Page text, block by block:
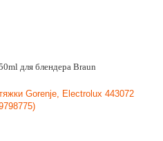
для блендера Braun